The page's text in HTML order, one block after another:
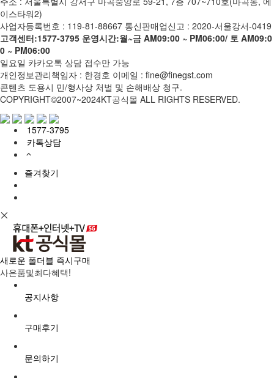
이스타워2)
사업자등록번호 : 119-81-88667 통신판매업신고 : 2020-서울강서-0419
고객센터:1577-3795 운영시간:월~금 AM09:00 ~ PM06:00/ 토 AM09:0
0 ~ PM06:00
일요일 카카오톡 상담 접수만 가능
개인정보관리책임자 : 한경호 이메일 : fine@finegst.com
콘텐츠 도용시 민/형사상 처벌 및 손해배상 청구.
COPYRIGHT©2007~2024KT공식몰 ALL RIGHTS RESERVED.
1577-3795
카톡상담
즐겨찾기
새로운 폴더블 즉시구매
사은품및최다혜택!
공지사항
구매후기
문의하기